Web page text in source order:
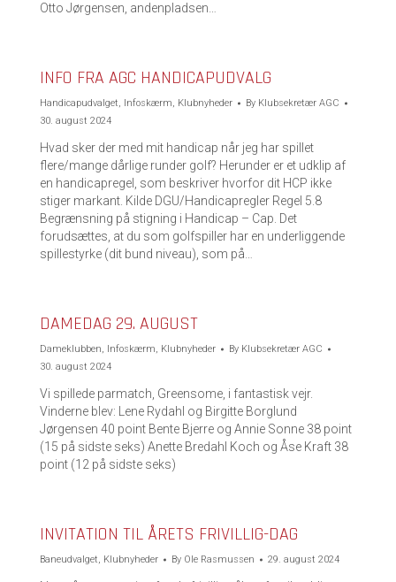
Otto Jørgensen, andenpladsen…
INFO FRA AGC HANDICAPUDVALG
Handicapudvalget, Infoskærm, Klubnyheder By Klubsekretær AGC
30. august 2024
Hvad sker der med mit handicap når jeg har spillet
flere/mange dårlige runder golf? Herunder er et udklip af
en handicapregel, som beskriver hvorfor dit HCP ikke
stiger markant. Kilde DGU/Handicapregler Regel 5.8
Begrænsning på stigning i Handicap – Cap. Det
forudsættes, at du som golfspiller har en underliggende
spillestyrke (dit bund niveau), som på…
DAMEDAG 29. AUGUST
Dameklubben, Infoskærm, Klubnyheder By Klubsekretær AGC
30. august 2024
Vi spillede parmatch, Greensome, i fantastisk vejr.
Vinderne blev: Lene Rydahl og Birgitte Borglund
Jørgensen 40 point Bente Bjerre og Annie Sonne 38 point
(15 på sidste seks) Anette Bredahl Koch og Åse Kraft 38
point (12 på sidste seks)
INVITATION TIL ÅRETS FRIVILLIG-DAG
Baneudvalget, Klubnyheder By Ole Rasmussen 29. august 2024